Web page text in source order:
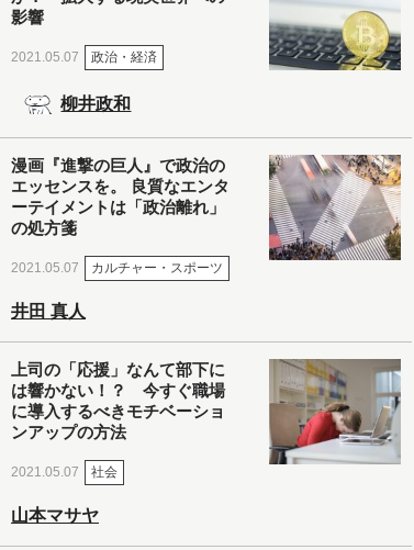
影響
2021.05.07 政治・経済
柳井政和
漫画『進撃の巨人』で政治の
エッセンスを。 良質なエンタ
ーテイメントは「政治離れ」
の処方箋
2021.05.07 カルチャー・スポーツ
井田 真人
上司の「応援」なんて部下に
は響かない！？ 今すぐ職場
に導入するべきモチベーショ
ンアップの方法
2021.05.07 社会
山本マサヤ